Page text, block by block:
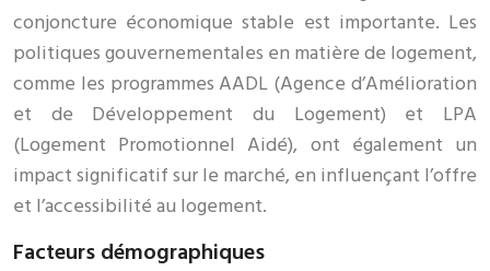
conjoncture économique stable est importante. Les
politiques gouvernementales en matière de logement,
comme les programmes AADL (Agence d’Amélioration
et de Développement du Logement) et LPA
(Logement Promotionnel Aidé), ont également un
impact significatif sur le marché, en influençant l’offre
et l’accessibilité au logement.
Facteurs démographiques